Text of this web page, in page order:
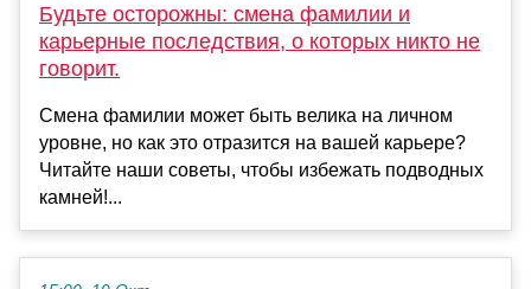
Будьте осторожны: смена фамилии и
карьерные последствия, о которых никто не
говорит.
Смена фамилии может быть велика на личном
уровне, но как это отразится на вашей карьере?
Читайте наши советы, чтобы избежать подводных
камней!...